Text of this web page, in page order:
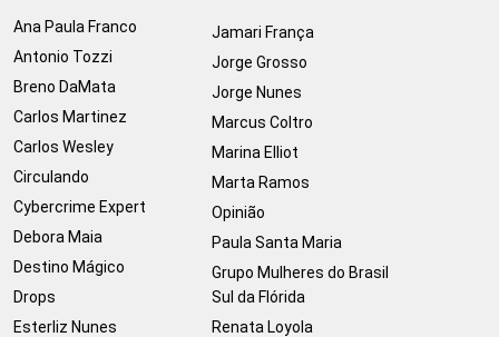
Ana Paula Franco
Antonio Tozzi
Breno DaMata
Carlos Martinez
Carlos Wesley
Circulando
Cybercrime Expert
Debora Maia
Destino Mágico
Drops
Esterliz Nunes
Jamari França
Jorge Grosso
Jorge Nunes
Marcus Coltro
Marina Elliot
Marta Ramos
Opinião
Paula Santa Maria
Grupo Mulheres do Brasil
Sul da Flórida
Renata Loyola